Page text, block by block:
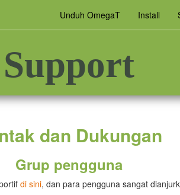
Unduh OmegaT Install
Support
dan Dukungan
Grup pengguna
di sini, dan para pengguna sangat